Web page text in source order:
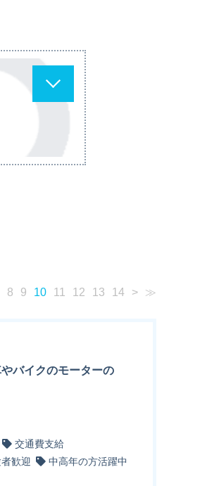
8 9 10 11 12 13 14 > ≫
やバイクのモーターの
交通費支給
歓迎
中高年の方活躍中